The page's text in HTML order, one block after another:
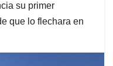
su primer
que lo flechara en